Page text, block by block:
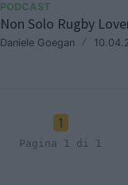
PODCAST
Non Solo Rugby
Daniele Goegan /
1
Pagina 1 di 1